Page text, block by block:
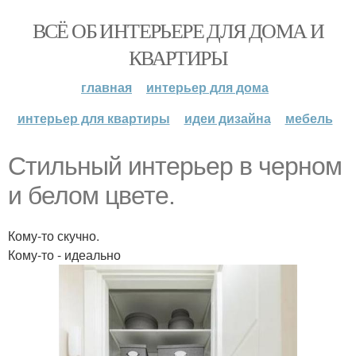
ВСЁ ОБ ИНТЕРЬЕРЕ ДЛЯ ДОМА И
КВАРТИРЫ
главная
интерьер для дома
интерьер для квартиры
идеи дизайна мебель
Стильный интерьер в черном
и белом цвете.
Кому-то скучно.
Кому-то - идеально